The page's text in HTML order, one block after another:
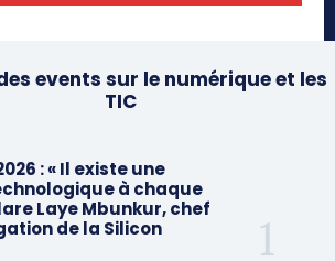
events sur le numérique et les
TIC
: « Il existe une
à chaque
Laye Mbunkur, chef
de la Silicon